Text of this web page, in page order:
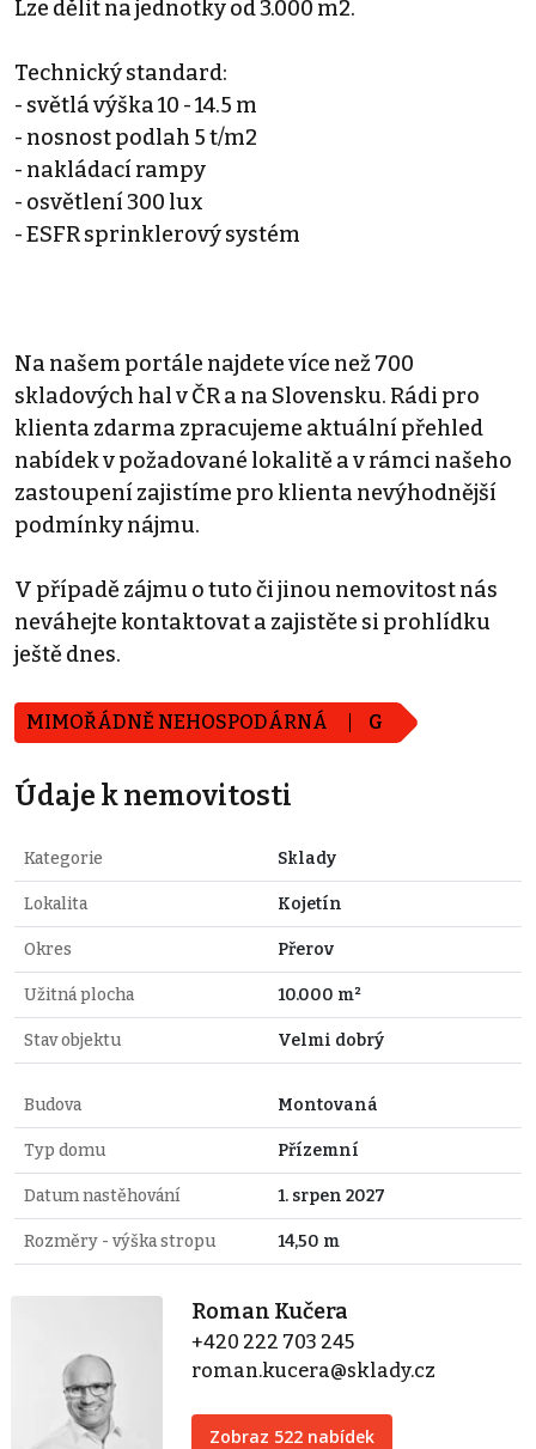
Lze dělit na jednotky od 3.000 m2.
Technický standard:
- světlá výška 10 - 14.5 m
- nosnost podlah 5 t/m2
- nakládací rampy
- osvětlení 300 lux
- ESFR sprinklerový systém
Na našem portále najdete více než 700
skladových hal v ČR a na Slovensku. Rádi pro
klienta zdarma zpracujeme aktuální přehled
nabídek v požadované lokalitě a v rámci našeho
zastoupení zajistíme pro klienta nevýhodnější
podmínky nájmu.
V případě zájmu o tuto či jinou nemovitost nás
neváhejte kontaktovat a zajistěte si prohlídku
ještě dnes.
MIMOŘÁDNĚ NEHOSPODÁRNÁ G
Údaje k nemovitosti
Kategorie Sklady
Lokalita Kojetín
Okres Přerov
Užitná plocha 10.000 m²
Stav objektu Velmi dobrý
Budova Montovaná
Typ domu Přízemní
Datum nastěhování 1. srpen 2027
Rozměry - výška stropu 14,50 m
Roman Kučera
+420 222 703 245
roman.kucera@sklady.cz
Zobraz 522 nabídek